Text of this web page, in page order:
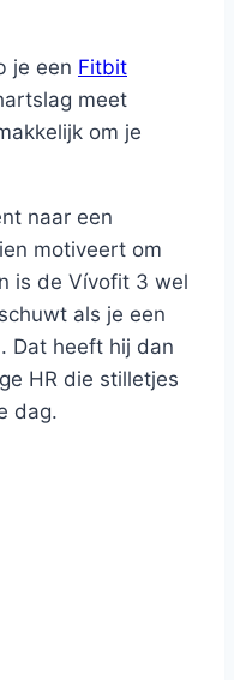
je een Fitbit
meet
om je
naar een
motiveert om
is de Vívofit 3 wel
als je een
Dat heeft hij dan
HR die stilletjes
dag.